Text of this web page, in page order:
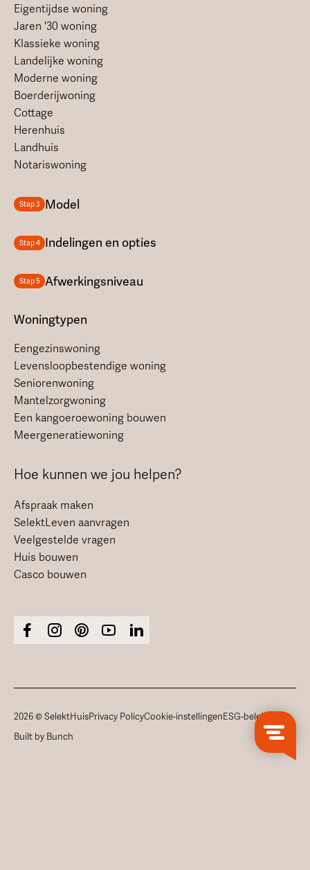
Eigentijdse woning
Jaren '30 woning
Klassieke woning
Landelijke woning
Moderne woning
Boerderijwoning
Cottage
Herenhuis
Landhuis
Notariswoning
Stap 3 Model
Stap 4 Indelingen en opties
Stap 5 Afwerkingsniveau
Woningtypen
Eengezinswoning
Levensloopbestendige woning
Seniorenwoning
Mantelzorgwoning
Een kangoeroewoning bouwen
Meergeneratiewoning
Hoe kunnen we jou helpen?
Afspraak maken
SelektLeven aanvragen
Veelgestelde vragen
Huis bouwen
Casco bouwen
2026 © SelektHuisPrivacy PolicyCookie-instellingenESG-beleid
Built by Bunch